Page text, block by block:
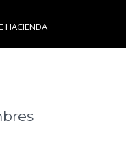
HACIENDA